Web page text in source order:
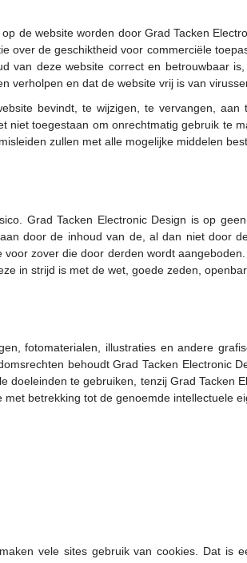
de website worden door Grad Tacken
over de geschiktheid voor commerciële
van deze website correct en betrouwbaar
verholpen en dat de website vrij is van
bevindt, te wijzigen, te vervangen,
niet toegestaan om onrechtmatig gebruik te
zullen met alle mogelijke middelen
Grad Tacken Electronic Design is op
door de inhoud van de, al dan niet door
zover die door derden wordt
in strijd is met de wet, goede zeden,
fotomaterialen, illustraties en andere
behoudt Grad Tacken Electronic
doeleinden te gebruiken, tenzij Grad Tacken
betrekking tot de genoemde intellectuele
vele sites gebruik van cookies. Dat is